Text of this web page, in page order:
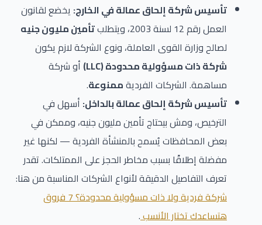
تأسيس شركة إلحاق عمالة في الخارج: يخضع لقانون
العمل رقم 12 لسنة 2003، ويتطلب
تأمين مليون جنيه
لصالح وزارة القوى العاملة، ونوع الشركة لازم يكون
شركة ذات مسؤولية محدودة (LLC)
أو شركة
مساهمة. الشركات الفرديةممنوعة.
تأسيس شركة إلحاق عمالة بالداخل: أسهل في
الترخيص، ومش بيحتاج تأمين مليون جنيه، وممكن في
بعض المحافظات يُسمح بالمنشأة الفردية — لكنها غير
مفضلة إطلاقًا بسبب مخاطر الحجز على الممتلكات. تقدر
تعرف التفاصيل الدقيقة لأنواع الشركات المناسبة من هنا:
شركة فردية ولا ذات مسؤولية محدودة؟ 7 فروق
هتساعدك تختار الأنسب.